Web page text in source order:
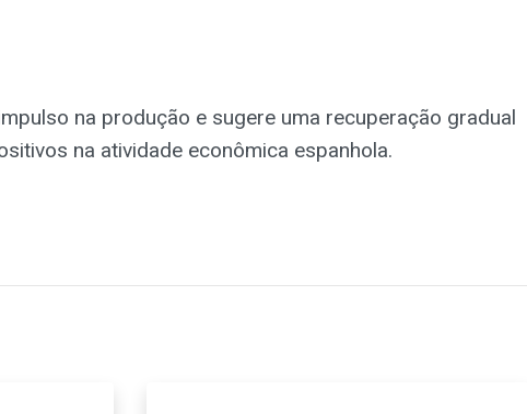
na produção e sugere uma recuperação gradual
na atividade econômica espanhola.